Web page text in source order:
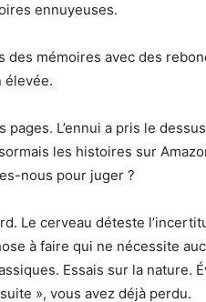
ennuyeuses.
des mémoires avec des
élevée.
pages. L’ennui a pris le
les histoires sur
nous pour juger ?
Le cerveau déteste
à faire qui ne nécessite
Essais sur la nature.
», vous avez déjà perdu.